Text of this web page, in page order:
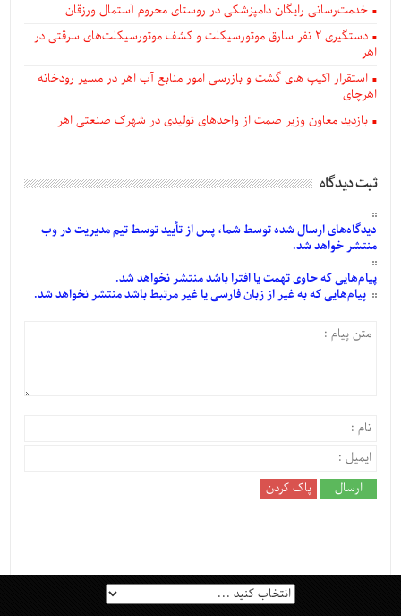
خدمت‌رسانی رایگان دامپزشکی در روستای محروم آستمال ورزقان
دستگيری ۲ نفر سارق موتورسیکلت و کشف موتورسیکلت‌های سرقتی در
اهر
استقرار اکیپ های گشت و بازرسی امور منابع آب اهر در مسیر رودخانه
اهرچای
بازدید معاون وزیر صمت از واحدهای تولیدی در شهرک صنعتی اهر
ثبت دیدگاه
دیدگاه‌هایارسالشدهتوسط شما، پس ازتأییدتوسط تیم مدیریت در وب
منتشر خواهد شد.
پیام‌هاییکه حاوی تهمت یا افترا باشد منتشر نخواهد شد.
پیام‌هاییکه به غیر از زبان فارسی یا غیر مرتبط باشد منتشر نخواهد شد.